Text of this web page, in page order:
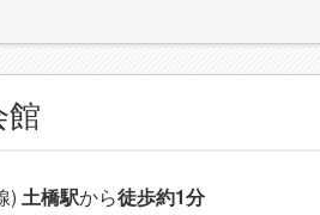
) 土橋駅から徒歩約1分